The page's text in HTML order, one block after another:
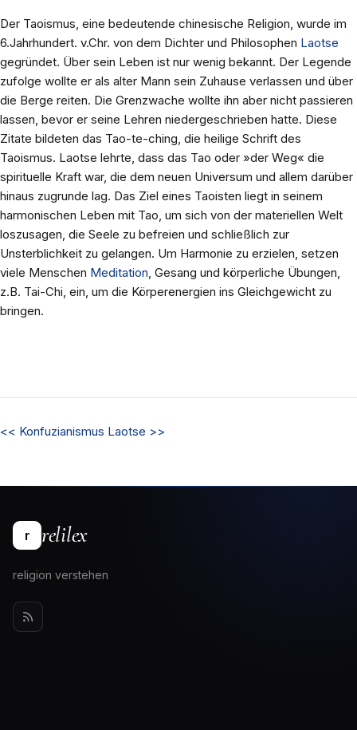
Der Taoismus, eine bedeutende chinesische Religion, wurde im
6.Jahrhundert. v.Chr. von dem Dichter und Philosophen Laotse
gegründet. Über sein Leben ist nur wenig bekannt. Der Legende
zufolge wollte er als alter Mann sein Zuhause verlassen und über
die Berge reiten. Die Grenzwache wollte ihn aber nicht passieren
lassen, bevor er seine Lehren niedergeschrieben hatte. Diese
Zitate bildeten das Tao-te-ching, die heilige Schrift des
Taoismus. Laotse lehrte, dass das Tao oder »der Weg« die
spirituelle Kraft war, die dem neuen Universum und allem darüber
hinaus zugrunde lag. Das Ziel eines Taoisten liegt in seinem
harmonischen Leben mit Tao, um sich von der materiellen Welt
loszusagen, die Seele zu befreien und schließlich zur
Unsterblichkeit zu gelangen. Um Harmonie zu erzielen, setzen
viele Menschen Meditation, Gesang und körperliche Übungen,
z.B. Tai-Chi, ein, um die Körperenergien ins Gleichgewicht zu
bringen.
<< Konfuzianismus Laotse >>
r relilex
religion verstehen